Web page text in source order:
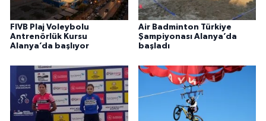
FIVB Plaj Voleybolu
Antrenörlük Kursu
Alanya’da başlıyor
Air Badminton Türkiye
Şampiyonası Alanya’da
başladı